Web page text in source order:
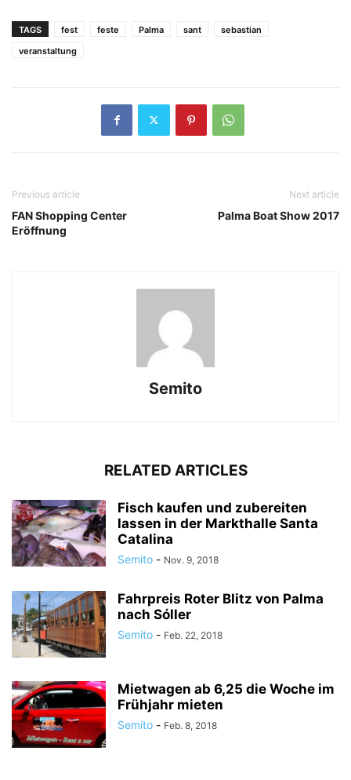
TAGS fest feste Palma sant
sebastian
veranstaltung
Previous article
FAN Shopping Center
Eröffnung
Next article
Palma Boat Show 2017
Semito
RELATED ARTICLES
Fisch kaufen und zubereiten
lassen in der Markthalle Santa
Catalina
Semito - Nov. 9, 2018
Fahrpreis Roter Blitz von Palma
nach Sóller
Semito - Feb. 22, 2018
Mietwagen ab 6,25 die Woche im
Frühjahr mieten
Semito - Feb. 8, 2018